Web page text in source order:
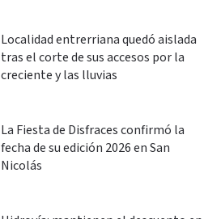
Localidad entrerriana quedó aislada
tras el corte de sus accesos por la
creciente y las lluvias
La Fiesta de Disfraces confirmó la
fecha de su edición 2026 en San
Nicolás